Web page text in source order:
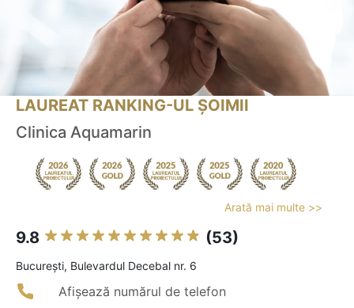
LAUREAT RANKING-UL ȘOIMII
Clinica Aquamarin
Arată mai multe >>
9.8 (53)
Bucureşti, Bulevardul Decebal nr. 6
Afișează numărul de telefon